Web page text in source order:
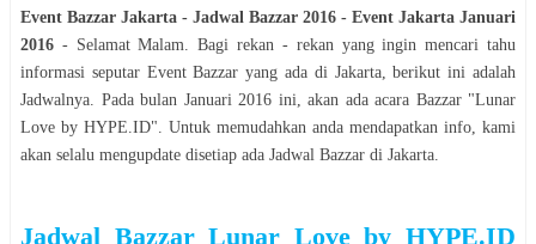
Event Bazzar Jakarta - Jadwal Bazzar 2016 - Event Jakarta Januari
2016 - SelamatMalam . Bagi rekan - rekan yang ingin mencari tahu
informasi seputar EventBazzar yang ada di Jakarta, berikut ini adalah
Jadwalnya. Pada bulan Januari 2016 ini, akan ada acara Bazzar"Lunar
Love by HYPE.ID". Untuk memudahkan anda mendapatkan info, kami
akan selalu mengupdate disetiap ada Jadwal Bazzar di Jakarta
Jadwal Bazzar Lunar Love by HYPE.ID